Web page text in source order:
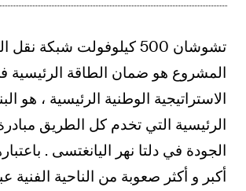
تشوشان 500 كيلوفولت شبكة
المشروع هو ضمان الطاقة الرئيسية
الاستراتيجية الوطنية الرئيسية ، هو
الرئيسية التي تخدم كل الطريق
الجودة في دلتا نهر اليانغتسى .
أكبر و أكثر صعوبة من الناحية الفنية